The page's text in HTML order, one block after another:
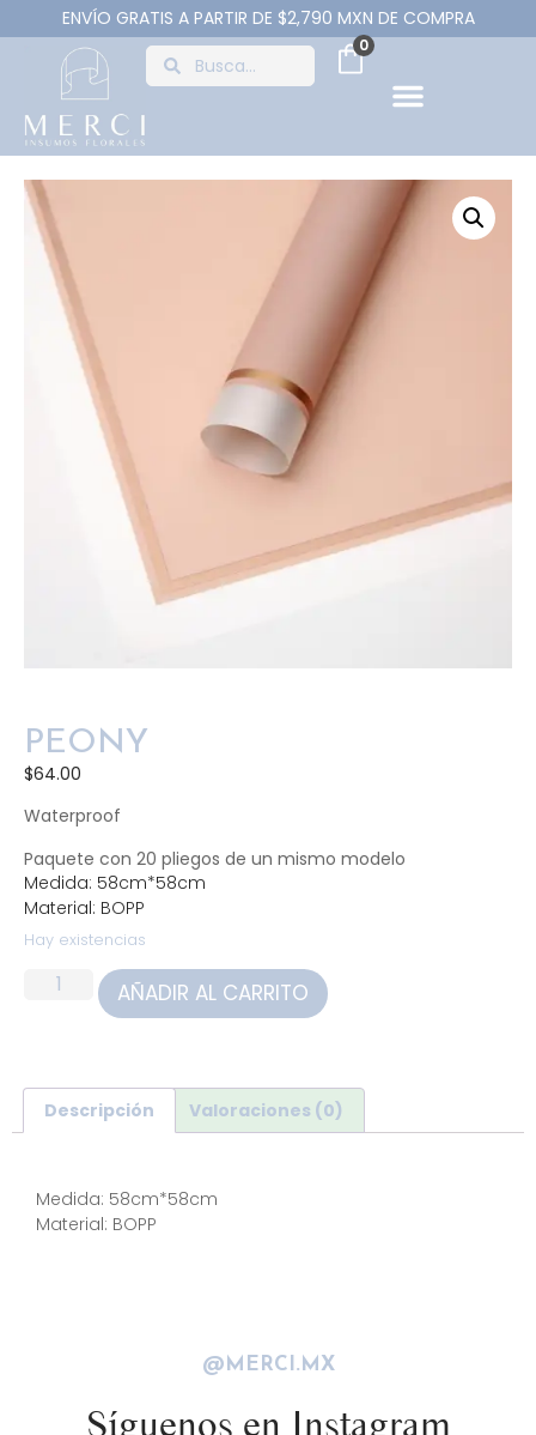
ENVÍO GRATIS A PARTIR DE $2,790 MXN DE COMPRA
0
PEONY
$64.00
Waterproof
Paquete con 20 pliegos de un mismo modelo
Medida: 58cm*58cm
Material: BOPP
Hay existencias
AÑADIR AL CARRITO
Descripción Valoraciones (0)
Medida: 58cm*58cm
Material: BOPP
@MERCI.MX
Síguenos en Instagram